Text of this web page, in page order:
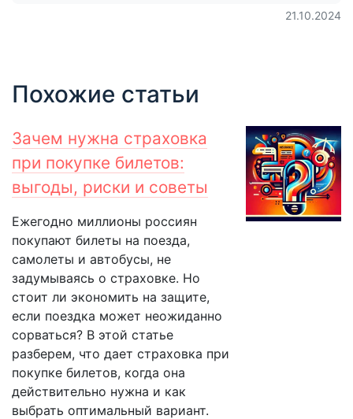
21.10.2024
Похожие статьи
Зачем нужна страховка
при покупке билетов:
выгоды, риски и советы
Ежегодно миллионы россиян
покупают билеты на поезда,
самолеты и автобусы, не
задумываясь о страховке. Но
стоит ли экономить на защите,
если поездка может неожиданно
сорваться? В этой статье
разберем, что дает страховка при
покупке билетов, когда она
действительно нужна и как
выбрать оптимальный вариант.